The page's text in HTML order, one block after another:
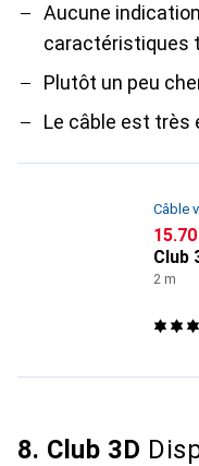
Aucune
caractéristiques
Plutôt un peu
Le câble est très
Câble
CHF
15.70
Club
2 m
8. Club 3D